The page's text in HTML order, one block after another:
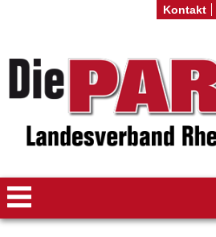
Kontakt